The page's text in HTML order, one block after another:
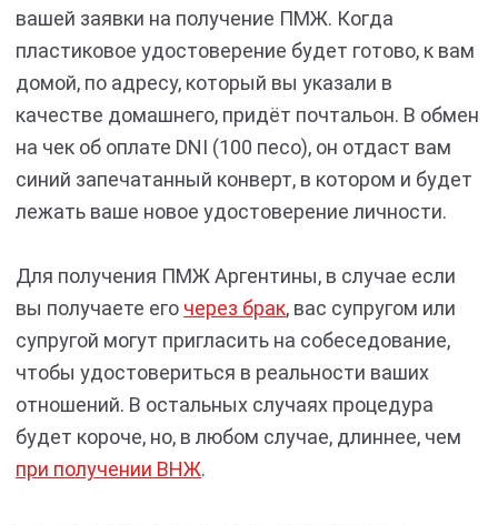
вашей заявки на получение ПМЖ. Когда
пластиковое удостоверение будет готово, к вам
домой, по адресу, который вы указали в
качестве домашнего, придёт почтальон. В обмен
на чек об оплате DNI (100 песо), он отдаст вам
синий запечатанный конверт, в котором и будет
лежать ваше новое удостоверение личности.
Для получения ПМЖ Аргентины, в случае если
вы получаете его через брак, вас супругом или
супругой могут пригласить на собеседование,
чтобы удостовериться в реальности ваших
отношений. В остальных случаях процедура
будет короче, но, в любом случае, длиннее, чем
при получении ВНЖ.